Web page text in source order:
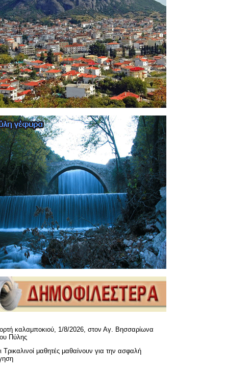
καλαμποκιού, 1/8/2026, στον Αγ. Βησσαρίωνα
Πύλης
Τρικαλινοί μαθητές μαθαίνουν για την ασφαλή